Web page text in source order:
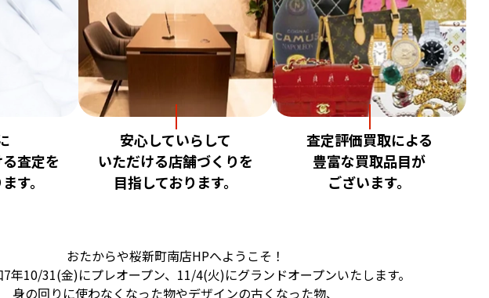
査定を
す。
安心していらして
いただける店舗づくりを
目指しております。
査定評価買取による
豊富な買取品目が
ございます。
おたからや桜新町南店HPへようこそ！
7年10/31(金)にプレオープン、11/4(火)にグランドオープンいたします。
身の回りに使わなくなった物やデザインの古くなった物、